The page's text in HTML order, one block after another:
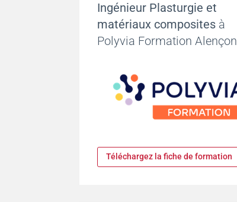
Ingénieur Plasturgie et
matériaux composites à
Polyvia Formation Alençon
Téléchargez la fiche de formation